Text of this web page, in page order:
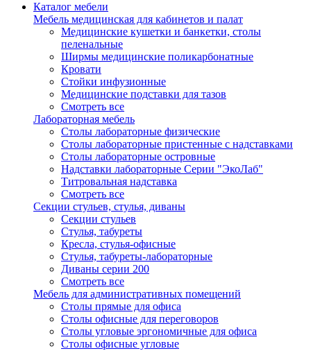
Каталог мебели
Мебель медицинская для кабинетов и палат
Медицинские кушетки и банкетки, столы
пеленальные
Ширмы медицинские поликарбонатные
Кровати
Стойки инфузионные
Медицинские подставки для тазов
Смотреть все
Лабораторная мебель
Столы лабораторные физические
Столы лабораторные пристенные с надставками
Столы лабораторные островные
Надставки лабораторные Серии "ЭкоЛаб"
Титровальная надставка
Смотреть все
Секции стульев, стулья, диваны
Секции стульев
Стулья, табуреты
Кресла, стулья-офисные
Стулья, табуреты-лабораторные
Диваны серии 200
Смотреть все
Мебель для административных помещений
Столы прямые для офиса
Столы офисные для переговоров
Столы угловые эргономичные для офиса
Столы офисные угловые